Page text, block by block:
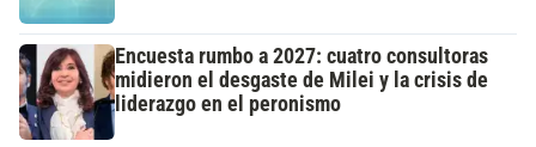
Encuesta rumbo a 2027: cuatro consultoras
midieron el desgaste de Milei y la crisis de
liderazgo en el peronismo